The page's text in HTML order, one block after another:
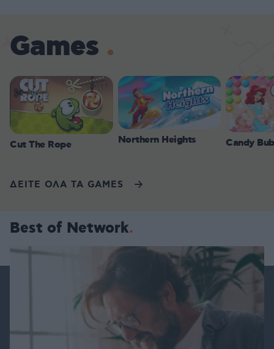
Games
Cut The Rope Northern Heights Candy
ΔΕΙΤΕ ΟΛΑ ΤΑ GAMES
Best of Network